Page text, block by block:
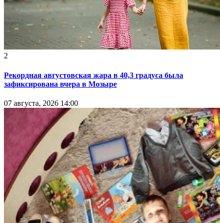
2
Рекордная августовская жара в 40,3 градуса была
зафиксирована вчера в Мозыре
07 августа, 2026 14:00